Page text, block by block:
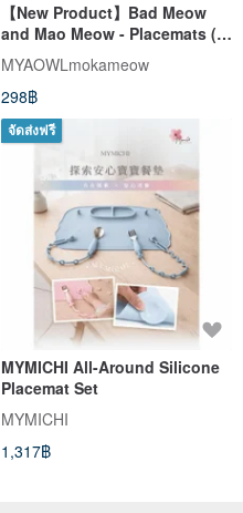
【New Product】Bad Meow
and Mao Meow - Placemats (2
types in total)
MYAOWLmokameow
298฿
จัดส่งฟรี
MYMICHI All-Around Silicone
Placemat Set
MYMICHI
1,317฿